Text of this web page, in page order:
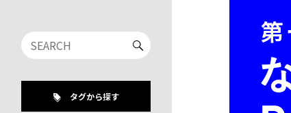
タグから探す